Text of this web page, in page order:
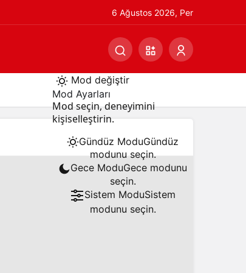
6 Ağustos 2026, Per
Mod değiştir
Mod Ayarları
Mod seçin, deneyimini
kişiselleştirin.
Gündüz ModuGündüz
modunu seçin.
Gece ModuGece modunu
seçin.
Sistem ModuSistem
modunu seçin.